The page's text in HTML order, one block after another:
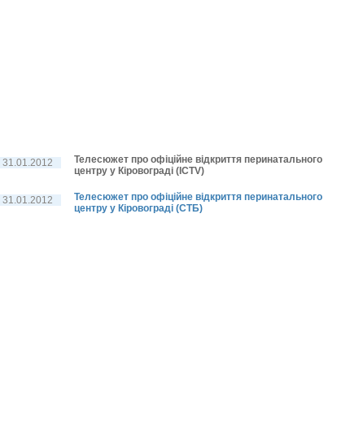
31.01.2012
Телесюжет про офіційне відкриття перинатального
центру у Кіровограді (ICTV)
31.01.2012
Телесюжет про офіційне відкриття перинатального
центру у Кіровограді (СТБ)